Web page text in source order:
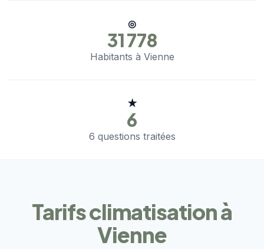
◎
31 778
Habitants à Vienne
★
6
6 questions traitées
Tarifs climatisation à
Vienne